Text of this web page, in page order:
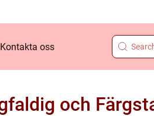
Kontakta oss
och